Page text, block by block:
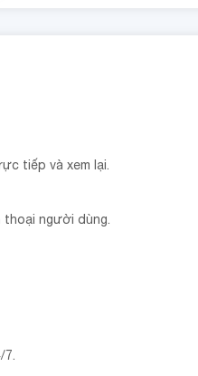
tiếp và xem lại.
người dùng.